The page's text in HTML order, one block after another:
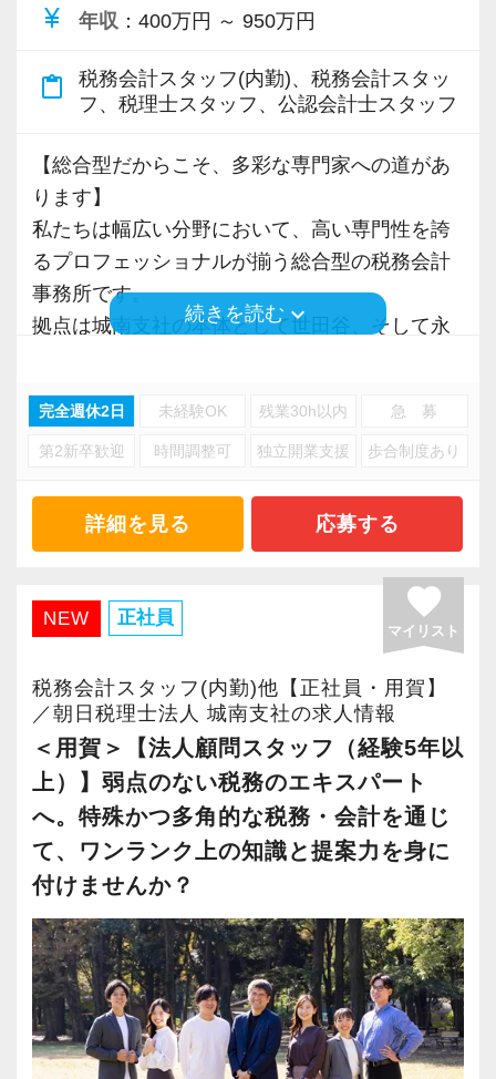
税務能力検定等の資格検定に合格するともらえ
年（10万円）を支給する「勤続手当」もありま
詳しくはこちら（リンク先：https://www.tokyo-
consulting.com/recruit/environment/benefits）
【成長のための5つのこだわりを大事にしていま
す】
仕事をする上では5つのこだわり「クイックレス
より多くの「ありがとう」と笑顔をいただき続
けるために「情熱家であれ！」がモットーで
【求職者へのメッセージ】
異業種からの転職者が多く、銀行員・営業・保
険外交員・経理・事務などユニークな職歴を持
った仲間がたくさんいます。
と。
未経験のオフィスワークでも前向きに取り組み
続けることができる人、わからないことは一人
で悩まずにどんどん聞ける人は、ぐんぐん成長
できるはずです。
まったくの未経験者は、一通りの仕事に慣れる
までが大変かもしれません。
でも、同じように未経験から一人前になった先
輩がたくさんいます。
だからこそ未経験者の気持ちを理解しており、
わからないことや悩みにはきちんと手を止めて
・責任感を持って仕事に取り組める人
・積極性と向上心を持ち合わせている人
・若手を引っ張っていくリーダーになれる人
【ITシステム完備で効率よく業務をこなせま
す】
IT化が非常に進んでいるのも当社の特徴。
代表が作業環境にも気を配っており、デュアル
モニターを全席設置。
入力もAI-OCRを使用して、業務効率化とペーパ
いるので効率よくストレスフリーに業務をこな
せます。
【明確なキャリアパスで成長をバックアップし
キャリアステップは等級制（1〜6等級）で、求
められる業務レベルや役割を明確にしていま
す。目標設定がしやすく、成長を実感しながら
ステップアップが可能です。
昇級は年に2回の自己申請制で何度でもチャレン
ジできます。
【定期的な班替えや席替えで、より多くのこと
を学べる体制！】
当社ではフリーアドレスと固定席を併用しなが
ら業務を行っています。
そのなかで定期的な席替えやチームの班替えを
実施。得意分野や経験の異なる様々な人と一緒
に仕事を行うことで、より柔軟かつ多彩なノウ
ハウや知識を身に付けられる体制を整えていま
と。
より専門性の高い業務に集中することができま
≪モバイルPC・仕事用スマホ貸与！在宅ワーク
なども柔軟に対応≫
働き方改革を推進し、時差出退勤や在宅ワーク
にも対応！
仕事用のモバイルPC、スマートフォンなども貸
与します。
事務所としてもライフワークバランスを大切に
してほしいと考えており、夏休みは9連休取得推
よりメリハリのある働き方を目指しています。
仕事が両立しやすい環境を整えています。
めあげる力が必要です！】
FAS／コンサルティングスタッフは交渉ごとも
多いため、コミュニケーション力を求められる
仕事です。
案件を取りまとめる力がある方、粘り強さを持
っている方はご自分の力を存分に発揮してくだ
さい。
【キャリアを捨てず、次のステージへ活かせる
環境】
あなたが培ってきたコンサルティングの経験や
知見を転職によって失ってしまうのは、非常に
は士業や金融機関・大手ハウスメーカーなど。
長を続けています。
その実現に向けて、やる気のある魅力的な人材
をどんどん増やしていきたいと思っています。
【グループの垣根を超えたチームワークを大切
にしています】
現在、当法人では法人グループ・資産管理グル
れて業務を行っています。
これは会計事務所に年々専門性が求められるよ
うになってきているため、専門ごとにチームを
組んで効率よく仕事をするための工夫です。
案件によってはグループを超えてチームを組む
必要に応じて外部の士業と連携しながら業務を
行うこともあり、税務会計の枠組みに捉われな
い働き方が可能です。
【入所後にお任せする仕事内容】
個別の経験やスキルに応じて柔軟に対応いたし
ます。
まずは基本となる下記のような業務をお任せし
◎相続対策
◎相続税申告
◎資産承継・事業承継
◎土地活用・コンサル関係 など
currency_yen 年収 ：400万円 ～ 950万円
content_paste
税務会計スタッフ(内勤)、税務会計スタッ
フ、税理士スタッフ、公認会計士スタッフ
【総合型だからこそ、多彩な専門家への道があ
ります】
私たちは幅広い分野において、高い専門性を誇
るプロフェッショナルが揃う総合型の税務会計
事務所です。
拠点は城南支社の本体として世田谷、そして永
規模の大きい事務所なので資産税関係の案件も
多く、ステークホルダーからのご紹介で大型案
相続にはストーリー性があり、未来のご家族の
ことまで考えて行う点が面白さとやりがいで
生前の相続対策や土地の有効活用、事業承継な
どのコンサルティング業務を手掛けることも可
能。
民法・会社法・建築基準法など、税務や財務な
どだけでなく税務会計以外にも幅広い知識を身
に付けられます。
さまざまな士業と連携しながら、その中心とし
て主役になれるのが当法人における資産税スタ
ッフの醍醐味です。
【雑誌等に何度も取り上げられている大手会計
事務所です！】
現在朝日税理士法人（東京）の従業員数が234
続きを読むkeyboard_arrow_down
完全週休2日 未経験OK 残業30h以内 急 募
第2新卒歓迎 時間調整可 独立開業支援 歩合制度あり
詳細を見る 応募する
NEW 正社員 favorite
マイリスト
税務会計スタッフ(内勤)他【正社員・用賀】
／朝日税理士法人 城南支社の求人情報
＜用賀＞【法人顧問スタッフ（経験5年以
上）】弱点のない税務のエキスパート
へ。特殊かつ多角的な税務・会計を通じ
て、ワンランク上の知識と提案力を身に
付けませんか？